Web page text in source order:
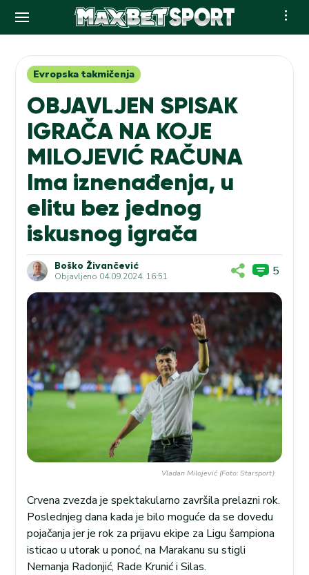
contentEvropska takmičenja
OBJAVLJEN SPISAK
IGRAČA NA KOJE
MILOJEVIĆ RAČUNA
Ima iznenađenja, u
elitu bez jednog
iskusnog igrača
Boško Živančević
Objavljeno 04.09.2024. 16:51 5
Vladan Milojević (Foto: Starsport)
Crvena zvezda je spektakularno završila prelazni rok.
Poslednjeg dana kada je bilo moguće da se dovedu
pojačanja jer je rok za prijavu ekipe za Ligu šampiona
isticao u utorak u ponoć, na Marakanu su stigli
Nemanja Radonjić, Rade Krunić i Silas.